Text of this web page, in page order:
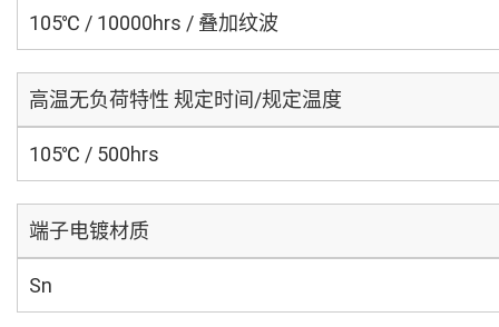
105℃ / 10000hrs / 叠加纹波
高温无负荷特性 规定时间/规定温度
105℃ / 500hrs
端子电镀材质
Sn